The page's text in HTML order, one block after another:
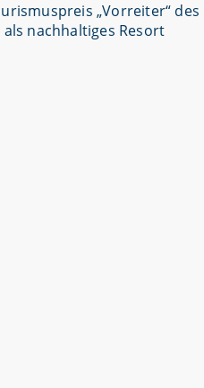
„Vorreiter“ des
nachhaltiges Resort